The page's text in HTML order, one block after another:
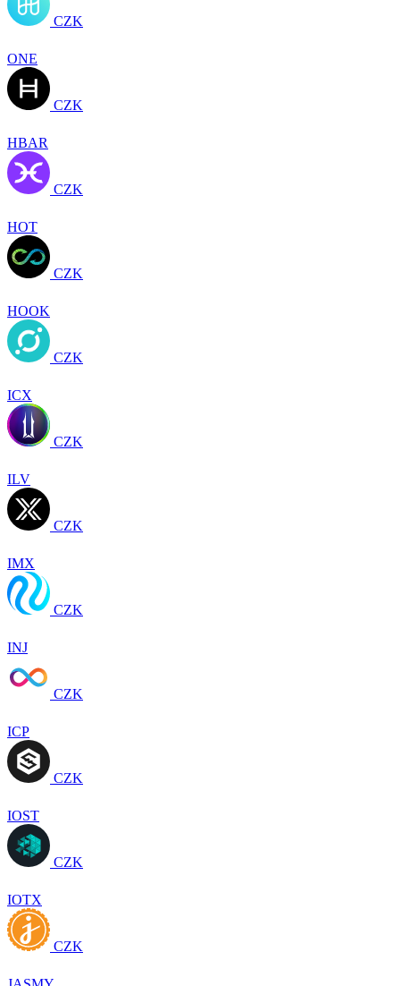
CZK
ONE
CZK
HBAR
CZK
HOT
CZK
HOOK
CZK
ICX
CZK
ILV
CZK
IMX
CZK
INJ
CZK
ICP
CZK
IOST
CZK
IOTX
CZK